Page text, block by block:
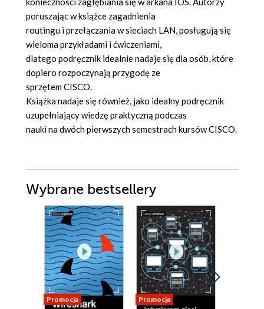
poruszając w książce zagadnienia
routingu i przełączania w sieciach LAN, posługują się
wieloma przykładami i ćwiczeniami,
dlatego podręcznik idealnie nadaje się dla osób, które
dopiero rozpoczynają przygodę ze
sprzętem CISCO.
Książka nadaje się również, jako idealny podręcznik
uzupełniający wiedzę praktyczną podczas
nauki na dwóch pierwszych semestrach kursów CISCO.
Wybrane bestsellery
Promocja Promocja